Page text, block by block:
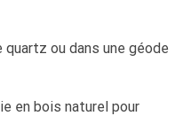
quartz ou dans une géode
en bois naturel pour